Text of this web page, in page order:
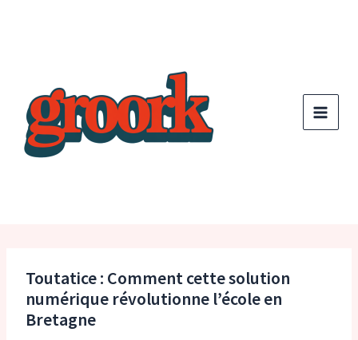
Toutatice : Comment cette solution
numérique révolutionne l’école en
Bretagne